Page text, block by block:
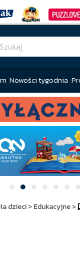
Nowości tygodnia
dzieci>Edukacyjne>